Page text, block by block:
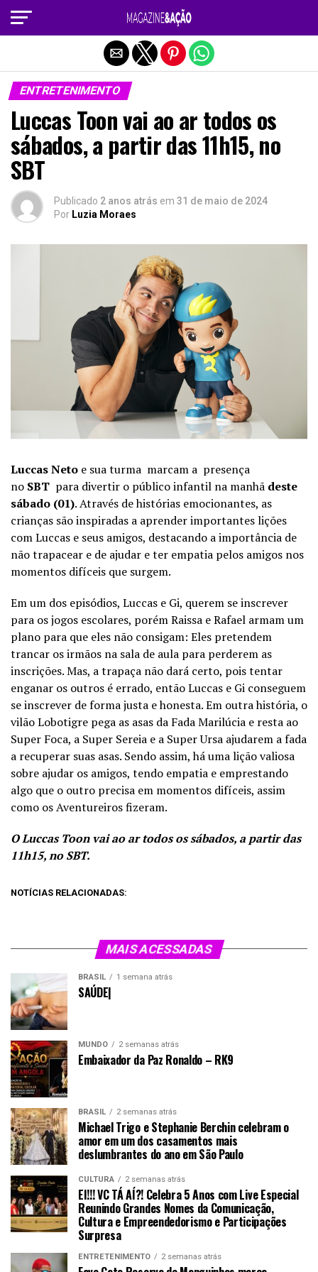
ENTRETENIMENTO
Luccas Toon vai ao ar todos os
sábados, a partir das 11h15, no
SBT
Publicado 2 anos atrás em 31 de maio de 2024
Por Luzia Moraes
Luccas Neto e sua turma marcam a presença
no SBT para divertir o público infantil na manhã deste
sábado (01). Através de histórias emocionantes, as
crianças são inspiradas a aprender importantes lições
com Luccas e seus amigos, destacando a importância de
não trapacear e de ajudar e ter empatia pelos amigos nos
momentos difíceis que surgem.
Em um dos episódios, Luccas e Gi, querem se inscrever
para os jogos escolares, porém Raissa e Rafael armam um
plano para que eles não consigam: Eles pretendem
trancar os irmãos na sala de aula para perderem as
inscrições. Mas, a trapaça não dará certo, pois tentar
enganar os outros é errado, então Luccas e Gi conseguem
se inscrever de forma justa e honesta. Em outra história, o
vilão Lobotigre pega as asas da Fada Marilúcia e resta ao
Super Foca, a Super Sereia e a Super Ursa ajudarem a fada
a recuperar suas asas. Sendo assim, há uma lição valiosa
sobre ajudar os amigos, tendo empatia e emprestando
algo que o outro precisa em momentos difíceis, assim
como os Aventureiros fizeram.
O Luccas Toon vai ao ar todos os sábados, a partir das
11h15, no SBT.
NOTÍCIAS RELACIONADAS:
MAIS ACESSADAS
BRASIL 1 semana atrás
SAÚDE|
MUNDO 2 semanas atrás
Embaixador da Paz Ronaldo – RK9
BRASIL 2 semanas atrás
Michael Trigo e Stephanie Berchin celebram o
amor em um dos casamentos mais
deslumbrantes do ano em São Paulo
CULTURA 2 semanas atrás
EI!!! VC TÁ AÍ?! Celebra 5 Anos com Live Especial
Reunindo Grandes Nomes da Comunicação,
Cultura e Empreendedorismo e Participações
Surpresa
ENTRETENIMENTO 2 semanas atrás
Sair da versão mobile